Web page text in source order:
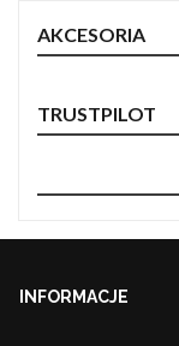
AKCESORIA
TRUSTPILOT
INFORMACJE